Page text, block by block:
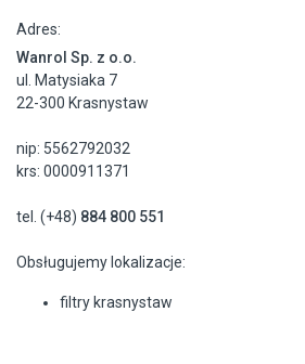
Adres:
Wanrol Sp. z o.o.
ul. Matysiaka 7
22-300 Krasnystaw
nip: 5562792032
krs: 0000911371
tel. (+48) 884 800 551
Obsługujemy lokalizacje:
filtry krasnystaw